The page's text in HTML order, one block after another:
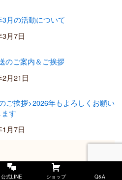
3月の活動について
3月7日
のご案内＆ご挨拶
2月21日
ご挨拶>2026年もよろしくお願い
す
1月7日
公式LINE ショップ Q&A